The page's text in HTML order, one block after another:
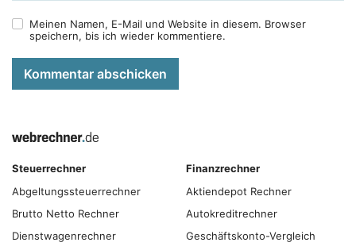
Meinen Namen, E-Mail und Website in diesem. Browser
speichern, bis ich wieder kommentiere.
Kommentar abschicken
Steuerrechner
Abgeltungs­steuer­rechner
Brutto Netto Rechner
Dienstwagenrechner
Finanzrechner
Aktiendepot Rechner
Autokreditrechner
Geschäftskonto-Vergleich